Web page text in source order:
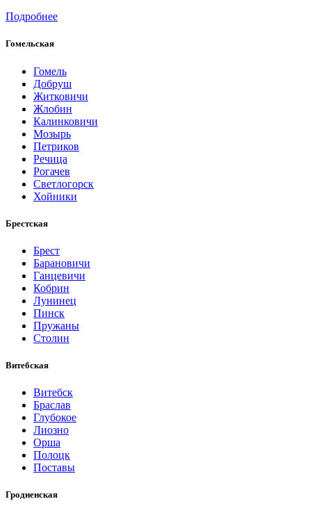
Подробнее
Гомельская
Гомель
Добруш
Житковичи
Жлобин
Калинковичи
Мозырь
Петриков
Речица
Рогачев
Светлогорск
Хойники
Брестская
Брест
Барановичи
Ганцевичи
Кобрин
Лунинец
Пинск
Пружаны
Столин
Витебская
Витебск
Браслав
Глубокое
Лиозно
Орша
Полоцк
Поставы
Гродненская